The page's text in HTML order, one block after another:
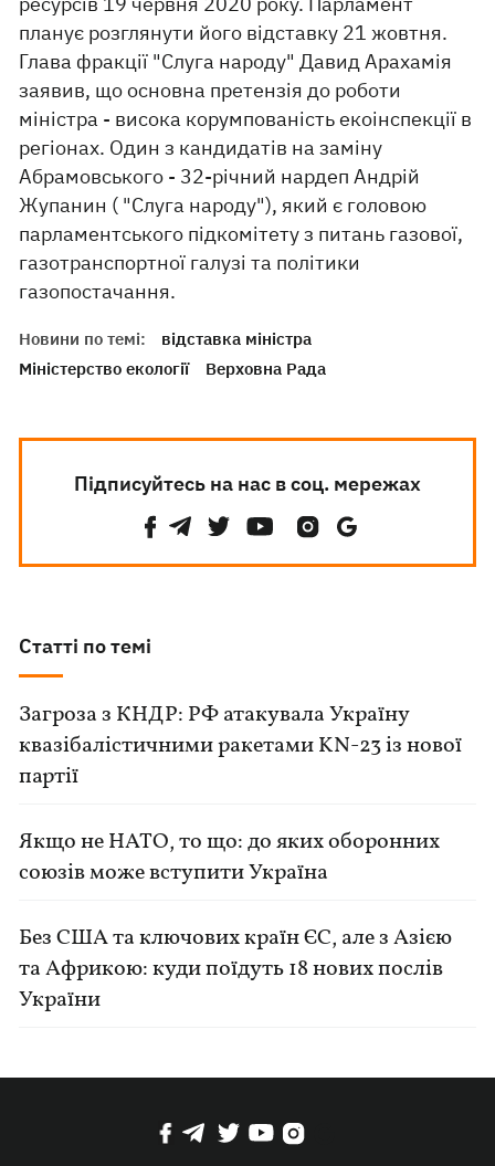
планує розглянути його відставку 21 жовтня.
Глава фракції "Слуга народу" Давид Арахамія
заявив, що основна претензія до роботи
міністра - висока корумпованість екоінспекції в
регіонах. Один з кандидатів на заміну
Абрамовського - 32-річний нардеп Андрій
Жупанин ( "Слуга народу"), який є головою
парламентського підкомітету з питань газової,
газотранспортної галузі та політики
газопостачання.
Новини по темі:
відставка міністра
Міністерство екології
Верховна Рада
Підписуйтесь на нас в соц. мережах
Статті по темі
Загроза з КНДР: РФ атакувала Україну
квазібалістичними ракетами KN-23 із нової
партії
Якщо не НАТО, то що: до яких оборонних
союзів може вступити Україна
Без США та ключових країн ЄС, але з Азією
та Африкою: куди поїдуть 18 нових послів
України